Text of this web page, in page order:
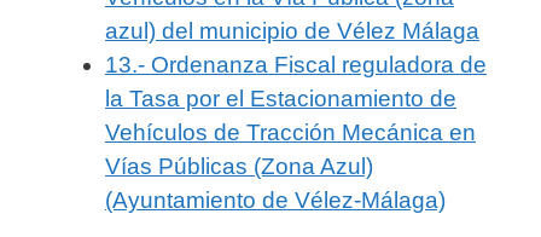
azul) del municipio de Vélez Málaga
13.- Ordenanza Fiscal reguladora de
la Tasa por el Estacionamiento de
Vehículos de Tracción Mecánica en
Vías Públicas (Zona Azul)
(Ayuntamiento de Vélez-Málaga)